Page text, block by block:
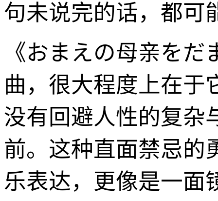
句未说完的话，都可
《おまえの母亲を
曲，很大程度上在于
没有回避人性的复杂
前。这种直面禁忌的
乐表达，更像是一面